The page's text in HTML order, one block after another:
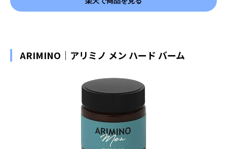
ARIMINO｜アリミノ メン ハード バーム